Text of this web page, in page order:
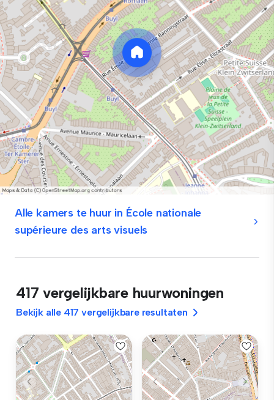
Alle kamers te huur in École nationale
supérieure des arts visuels
417 vergelijkbare huurwoningen
Bekijk alle 417 vergelijkbare resultaten